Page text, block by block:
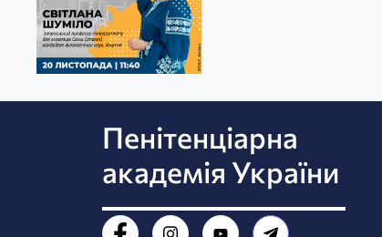
Пенітенціарна
академія України